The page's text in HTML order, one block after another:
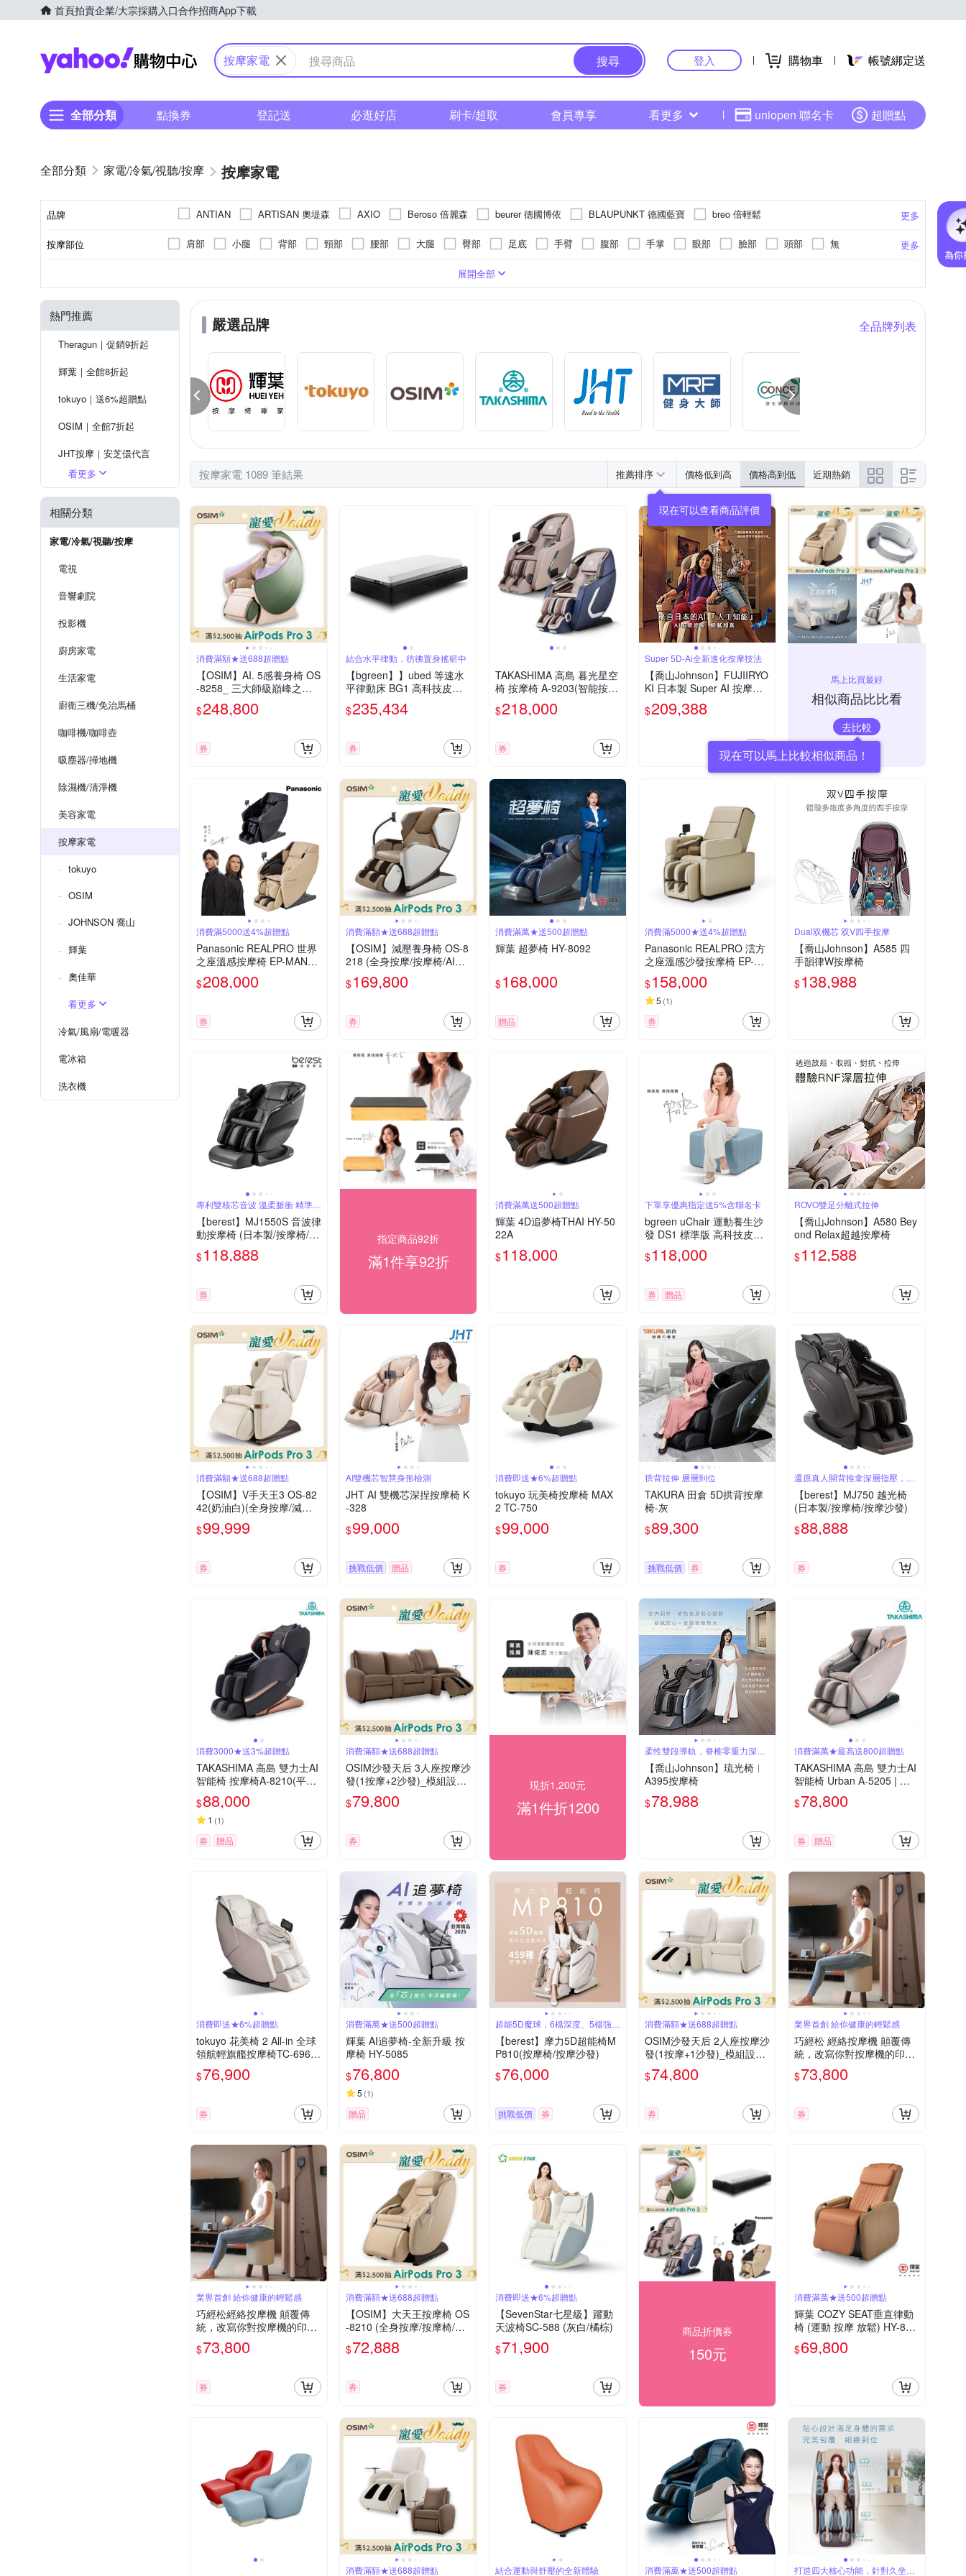
首頁拍賣企業/大宗採購入口合作招商App下載
Yahoo購物中心
按摩家電 搜尋 登入 購物車 帳號綁定送
全部分類 點換券 登記送 必逛好店 刷卡/超取 會員專享 看更多 uniopen 聯名卡 超贈點
家電/冷氣/視聽/按摩 按摩家電
品牌 更多
ANTIAN ARTISAN 奧堤森 AXIO Beroso 倍麗森 beurer 德國博依 BLAUPUNKT 德國藍寶
breo 倍輕鬆
Bianco di puro 彼安特
CHIMEI 奇美 Concern 康生 FJ Fujitek 富士電通 Future Lab. 未來實驗室
G-PLUS 拓勤
MOLIJIA 魔力家
Muva OGAWA OSIM Panasonic 國際牌 PHILIPS 飛利浦 PANATEC 沛莉緹 RASTO
Renpho
SIMPLITE 簡輕家居
嘉麗寶
大京電販 日虎 東銘 海夫健康生活館 輝葉 木澄製造所
按摩部位 更多
肩部 小腿 背部 頸部 腰部 大腿 臀部 足底 手臂 腹部 手掌 眼部 臉部 頭部
無
腳底按摩機
指壓式 轉動式
微電腦式控制面板
座充式
展開全部
熱門推薦
Theragun｜促銷9折起
輝葉｜全館8折起
tokuyo｜送6%超贈點
OSIM｜全館7折起
JHT按摩｜安芝儇代言
喬山｜超值優惠
健身大師｜下殺8折起
飛利浦｜送5%超贈點
看更多
相關分類
家電/冷氣/視聽/按摩
電視
音響劇院
投影機
廚房家電
生活家電
廚衛三機/免治馬桶
咖啡機/咖啡壺
吸塵器/掃地機
除濕機/清淨機
美容家電
按摩家電
tokuyo
OSIM
JOHNSON 喬山
輝葉
奧佳華
看更多
冷氣/風扇/電暖器
電冰箱
洗衣機
嚴選品牌 全品牌列表
按摩家電 1089 筆結果 推薦排序 價格低到高 價格高到低 近期熱銷
消費滿額★送688超贈點
【OSIM】AI. 5感養身椅 OS
-8258_ 三大師級巔峰之作
按摩椅 電動按摩椅 AI按摩
椅
$248,800
券
結合水平律動，彷彿置身搖籃中
【bgreen】】ubed 等速水
平律動床 BG1 高科技皮革
(舒眠床／居家運動／運動家
具／律動機)
$235,434
券
TAKASHIMA 高島 暮光星空
椅 按摩椅 A-9203(智能按摩
椅/按摩沙發/4D雙機芯/足底
滾輪/溫熱/父親節禮物)
$218,000
券
Super 5D-Ai全新進化按摩技法
【喬山Johnson】FUJIIRYO
KI 日本製 Super AI 按摩椅
｜富士醫療器 JP-4000 5D-
Ai MECHA Plus
$209,388
馬上比買最好
相似商品比比看
去比較
消費滿5000送4%超贈點
Panasonic REALPRO 世界
之座溫感按摩椅 EP-MAN1
(nanoe X 空氣淨化/5D AI按
摩技術)
$208,000
券
消費滿額★送688超贈點
【OSIM】減壓養身椅 OS-8
218 (全身按摩/按摩椅/AI按
摩椅/減壓/改善睡眠)
$169,800
券
消費滿萬★送500超贈點
輝葉 超夢椅 HY-8092
$168,000
贈品
消費滿5000★送4%超贈點
Panasonic REALPRO 澐方
之座溫感沙發按摩椅 EP-MA
L1 (182種大師級按摩手法/5
D AI按摩技術)
$158,000
5 (1)
券
Dual双機芯 双V四手按摩
【喬山Johnson】A585 四
手韻律W按摩椅
$138,988
專利雙核芯音波 溫柔脈衝 精準深
層
【berest】MJ1550S 音波律
動按摩椅 (日本製/按摩椅/按
摩沙發)
$118,888
券
指定商品92折
滿1件享92折
消費滿萬送500超贈點
輝葉 4D追夢椅THAI HY-50
22A
$118,000
下單享優惠指定送5%含聯名卡
bgreen uChair 運動養生沙
發 DS1 標準版 高科技皮革
(運動家具/被動式運動/居家
運動/懶人運動/台灣研發製
$118,000
券 贈品
ROVO雙足分離式拉伸
【喬山Johnson】A580 Bey
ond Relax超越按摩椅
$112,588
消費滿額★送688超贈點
【OSIM】V手天王3 OS-82
42(奶油白)(全身按摩/減壓/
改善睡眠/按摩椅/養生按摩
椅/AI按摩椅/智能按摩椅)
$99,999
券
AI雙機芯智慧身形檢測
JHT AI 雙機芯深捏按摩椅 K
-328
$99,000
挑戰低價 贈品
消費即送★6%超贈點
tokuyo 玩美椅按摩椅 MAX
2 TC-750
$99,000
券
拱背拉伸 層層到位
TAKURA 田倉 5D拱背按摩
椅-灰
$89,300
挑戰低價 券
還原真人開背推拿深層指壓，舒
展釋放身心
【berest】MJ750 越光椅
(日本製/按摩椅/按摩沙發)
$88,888
券
消費3000★送3%超贈點
TAKASHIMA 高島 雙力士AI
智能椅 按摩椅A-8210(平躺/
3D雙機芯/足底滾輪/溫熱/零
重力)
$88,000
1 (1)
券 贈品
消費滿額★送688超贈點
OSIM沙發天后 3人座按摩沙
發(1按摩+2沙發)_模組設計
按摩椅沙發 電動沙發 按摩
椅 AI按摩椅 按摩沙發
$79,800
券
現折1,200元
滿1件折1200
柔性雙段導軌，脊椎零重力深度
釋壓
【喬山Johnson】琉光椅︱
A395按摩椅
$78,988
消費滿萬★最高送800超贈點
TAKASHIMA 高島 雙力士AI
智能椅 Urban A-5205 | 按
摩椅 按摩沙發
$78,800
券 贈品
消費即送★6%超贈點
tokuyo 花美椅 2 All-in 全球
領航輕旗艦按摩椅TC-696
(灰/棕) MIT
$76,900
券
消費滿萬★送500超贈點
輝葉 AI追夢椅-全新升級 按
摩椅 HY-5085
$76,800
5 (1)
贈品
超能5D魔球，6檔深度、5檔強
度/速度
【berest】摩力5D超能椅M
P810(按摩椅/按摩沙發)
$76,000
挑戰低價 券
消費滿額★送688超贈點
OSIM沙發天后 2人座按摩沙
發(1按摩+1沙發)_模組設計
按摩椅沙發 電動沙發 按摩
椅 AI按摩椅 按摩沙發
$74,800
券
業界首創 給你健康的輕鬆感
巧經松 經絡按摩機 顛覆傳
統，改寫你對按摩機的印象
| 尊爵咖 黑鑽銀 顏色可選
$73,800
券
業界首創 給你健康的輕鬆感
巧經松經絡按摩機 顛覆傳
統，改寫你對按摩機的印象
| 尊爵咖 黑鑽銀 顏色可選
$73,800
券
消費滿額★送688超贈點
【OSIM】大天王按摩椅 OS
-8210 (全身按摩/按摩椅/按
摩沙發)
$72,888
券
消費即送★6%超贈點
【SevenStar七星級】躍動
天波椅SC-588 (灰白/橘棕)
$71,900
券
商品折價券
150元
消費滿萬★送500超贈點
輝葉 COZY SEAT垂直律動
椅 (運動 按摩 放鬆) HY-888
$69,800
消費滿額★送688超贈點 結合運動與舒壓的全新體驗 消費滿萬★送500超贈點 打造四大核心功能，針對久坐腰